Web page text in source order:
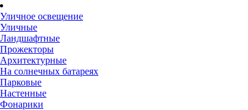
Уличное освещение
Уличные
Ландшафтные
Прожекторы
Архитектурные
На солнечных батареях
Парковые
Настенные
Фонарики